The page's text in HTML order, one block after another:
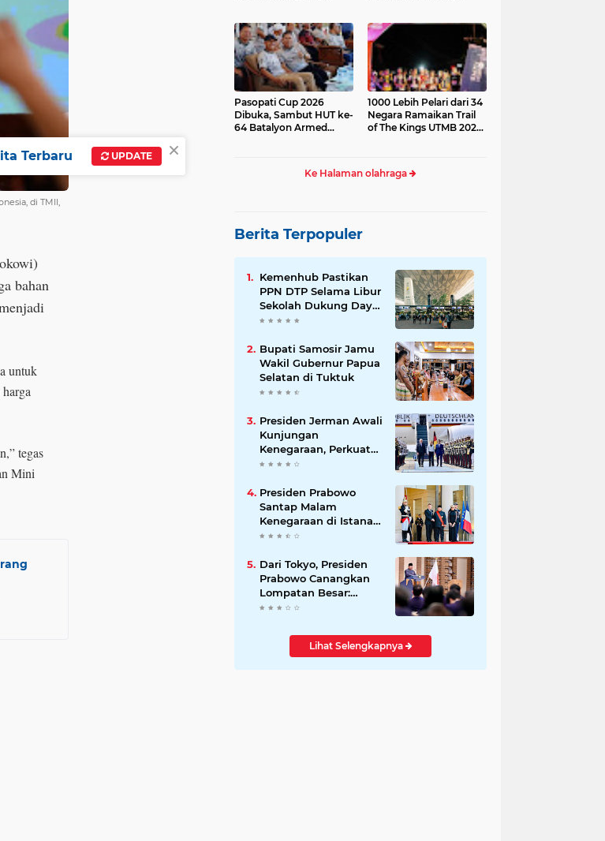
di TMII,
bahan
untuk
tegas
Mini
Pasopati Cup 2026
Dibuka, Sambut HUT ke-
64 Batalyon Armed
1000 Lebih Pelari dari 34
Negara Ramaikan Trail
of The Kings UTMB 2026
Ke Halaman olahraga
Berita Terpopuler
Kemenhub Pastikan
PPN DTP Selama Libur
Sekolah Dukung Daya
Beli Masyarakat
Bupati Samosir Jamu
Wakil Gubernur Papua
Selatan di Tuktuk
Presiden Jerman Awali
Kunjungan
Kenegaraan, Perkuat
Kemitraan Strategis
Presiden Prabowo
Santap Malam
Kenegaraan di Istana
Élysée Paris
Dari Tokyo, Presiden
Prabowo Canangkan
Lompatan Besar:
Energi Hijau, Hilirisasi,
Ekonomi
Lihat Selengkapnya
×
Terbaru UPDATE